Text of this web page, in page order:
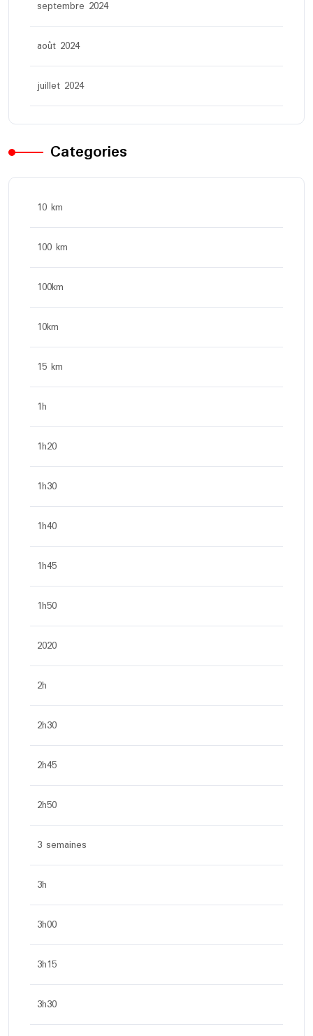
septembre 2024
août 2024
juillet 2024
Categories
10 km
100 km
100km
10km
15 km
1h
1h20
1h30
1h40
1h45
1h50
2020
2h
2h30
2h45
2h50
3 semaines
3h
3h00
3h15
3h30